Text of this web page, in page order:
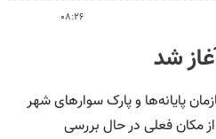
۰۸:۲۶
شد
پایانه‌ها و پارک سوارهای شهر
مکان فعلی در حال بررسی